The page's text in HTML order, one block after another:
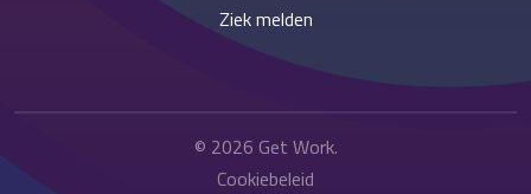
Ziek melden
© 2026 Get Work.
Cookiebeleid